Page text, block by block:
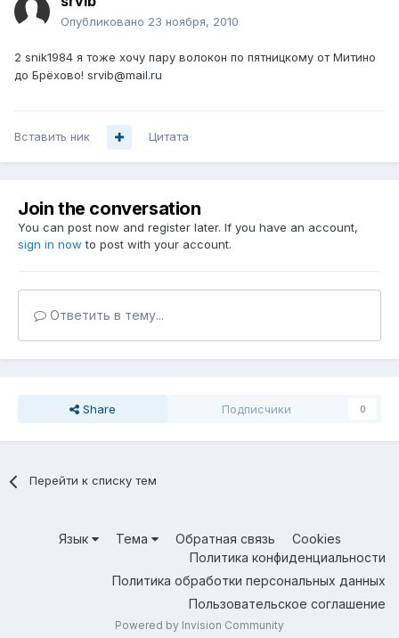
Опубликовано 23 ноября, 2010
2 snik1984 я тоже хочу пару волокон по пятницкому от Митино
до Брёхово! srvib@mail.ru
Вставить ник Цитата
Join the conversation
You can post now and register later. If you have an account,
sign in now to post with your account.
Ответить в тему...
Share Подписчики 0
Перейти к списку тем
Язык Тема Обратная связь
Cookies
Политика конфиденциальности
Политика обработки персональных данных
Пользовательское соглашение
Powered by Invision Community